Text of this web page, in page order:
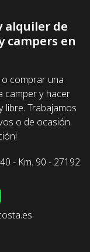
alquiler de
campers en
comprar una
camper y hacer
Trabajamos
o de ocasión.
- Km. 90 - 27192